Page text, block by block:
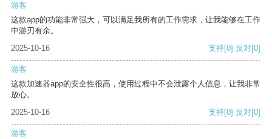
游客
这款app的功能非常强大，可以满足我所有的工作需求，让我能够在工作
中游刃有余。
2025-10-16
支持[0] 反对[0]
游客
这款加速器app的安全性很高，使用过程中不会泄露个人信息，让我非常
放心。
2025-10-16
支持[0] 反对[0]
游客